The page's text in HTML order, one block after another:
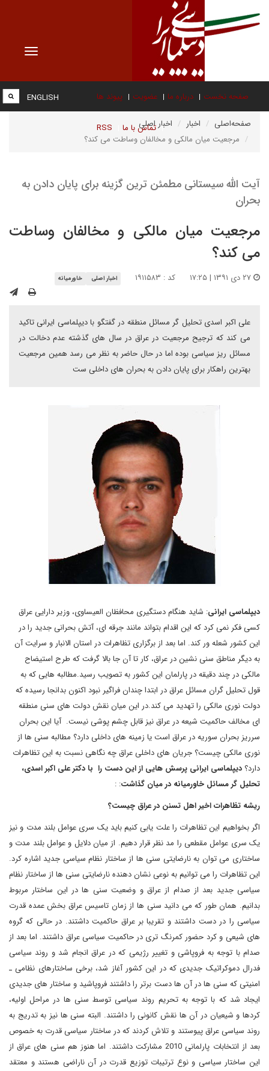
Toggle
صفحه نخست درباره ما عضویت پیوند ها
تماس با ما RSS
ENGLISH
صفحه‌اصلی اخبار
اخبار اصلی
مرجعیت میان مالکی و مخالفان وساطت می کند؟
آیت الله سیستانی مطمئن ترین گزینه برای پایان دادن به
بحران
مرجعیت میان مالکی و مخالفان وساطت
می کند؟
کد : ۱۹۱۱۵۸۳ اخبار اصلی خاورمیانه
علی اکبر اسدی تحلیل گر مسائل منطقه در گفتگو با دیپلماسی ایرانی تاکید
می کند که ترجیح مرجعیت در عراق در سال های گذشته عدم دخالت در
مسائل ریز سیاسی بوده اما در حال حاضر به نظر می رسد همین مرجعیت
بهترین راهکار برای پایان دادن به بحران های داخلی ست
دیپلماسی ایرانی: شاید هنگام دستگیری محافظان العیساوی، وزیر دارایی عراق
کسی فکر نمی کرد که این اقدام بتواند مانند جرقه ای، آتش بحرانی جدید را در
این کشور شعله ور کند. اما بعد از برگزاری تظاهرات در استان الانبار و سرایت آن
به دیگر مناطق سنی نشین در عراق، کار تا آن جا بالا گرفت که طرح استیضاح
مالکی در چند دقیقه در پارلمان این کشور به تصویب رسید.مطالبه هایی که به
قول تحلیل گران مسائل عراق در ابتدا چندان فراگیر نبود اکنون بدانجا رسیده که
دولت نوری مالکی را تهدید می کند.در این میان نقش دولت های سنی منطقه
ای مخالف حاکمیت شیعه در عراق نیز قابل چشم پوشی نیست. آیا این بحران
سرریز بحران سوریه در عراق است یا زمینه های داخلی دارد؟ مطالبه سنی ها از
نوری مالکی چیست؟ جریان های داخلی عراق چه نگاهی نسبت به این تظاهرات
دارد؟ دیپلماسی ایرانی پرسش هایی از این دست را با دکتر علی اکبر اسدی،
تحلیل گر مسائل خاورمیانه در میان گذاشت: :
ریشه تظاهرات اخیر اهل تسنن در عراق چیست؟
اگر بخواهیم این تظاهرات را علت یابی کنیم باید یک سری عوامل بلند مدت و نیز
یک سری عوامل مقطعی را مد نظر قرار دهیم. از میان دلایل و عوامل بلند مدت و
ساختاری می توان به نارضایتی سنی ها از ساختار نظام سیاسی جدید اشاره کرد.
این تظاهرات را می توانیم به نوعی نشان دهنده نارضایتی سنی ها از ساختار نظام
سیاسی جدید بعد از صدام از عراق و وضعیت سنی ها در این ساختار مربوط
بدانیم. همان طور که می دانید سنی ها از زمان تاسیس عراق بخش عمده قدرت
سیاسی را در دست داشتند و تقریبا بر عراق حاکمیت داشتند. در حالی که گروه
های شیعی و کرد حضور کمرنگ تری در حاکمیت سیاسی عراق داشتند. اما بعد از
صدام با توجه به فروپاشی و تغییر رژیمی که در عراق انجام شد و روند سیاسی
فدرال دموکراتیک جدیدی که در این کشور آغاز شد، برخی ساختارهای نظامی ـ
امنیتی که سنی ها در آن ها دست برتر را داشتند فروپاشید و ساختار های جدیدی
ایجاد شد که با توجه به تحریم روند سیاسی توسط سنی ها در مراحل اولیه،
کردها و شیعیان در آن ها نقش کانونی را داشتند. البته سنی ها نیز به تدریج به
روند سیاسی عراق پیوستند و تلاش کردند که در ساختار سیاسی قدرت به خصوص
بعد از انتخابات پارلمانی 2010 مشارکت داشتند. اما هنوز هم سنی های عراق از
این ساختار سیاسی و نوع ترتیبات توزیع قدرت در آن ناراضی هستند و معتقد